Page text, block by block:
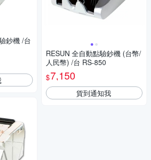
鈔機 /台
RESUN 全自動點驗鈔機 (台幣/
人民幣) /台 RS-850
$7,150
貨到通知我